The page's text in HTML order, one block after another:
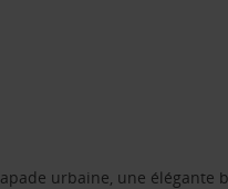
urbaine, une élégante